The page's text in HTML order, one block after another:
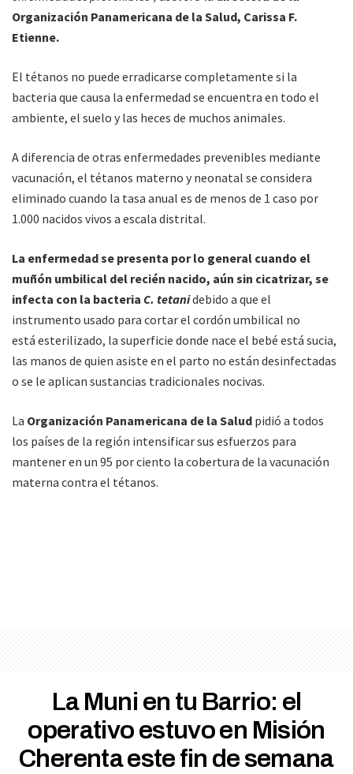
Organización Panamericana de la Salud, Carissa F.
Etienne.
El tétanos no puede erradicarse completamente si la
bacteria que causa la enfermedad se encuentra en todo el
ambiente, el suelo y las heces de muchos animales.
A diferencia de otras enfermedades prevenibles mediante
vacunación, el tétanos materno y neonatal se considera
eliminado cuando la tasa anual es de menos de 1 caso por
1.000 nacidos vivos a escala distrital.
La enfermedad se presenta por lo general cuando el
muñón umbilical del recién nacido, aún sin cicatrizar, se
infecta con la bacteria C. tetanidebido a que el
instrumento usado para cortar el cordón umbilical no
está esterilizado, la superficie donde nace el bebé está sucia,
las manos de quien asiste en el parto no están desinfectadas
o se le aplican sustancias tradicionales nocivas.
La Organización Panamericana de la Salud pidió a todos
los países de la región intensificar sus esfuerzos para
mantener en un 95 por ciento la cobertura de la vacunación
materna contra el tétanos.
La Muni en tu Barrio: el
operativo estuvo en Misión
Cherenta este fin de semana